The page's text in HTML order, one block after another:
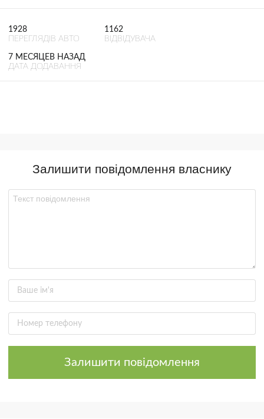
1928
ПЕРЕГЛЯДІВ АВТО
1162
ВІДВІДУВАЧА
7 МЕСЯЦЕВ НАЗАД
ДАТА ДОДАВАННЯ
Залишити повідомлення власнику
Залишити повідомлення